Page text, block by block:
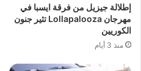
إطلالة جيزيل من فرقة ايسبا في
مهرجان Lollapalooza تثير جنون
الكوريين
منذ 3 أيام